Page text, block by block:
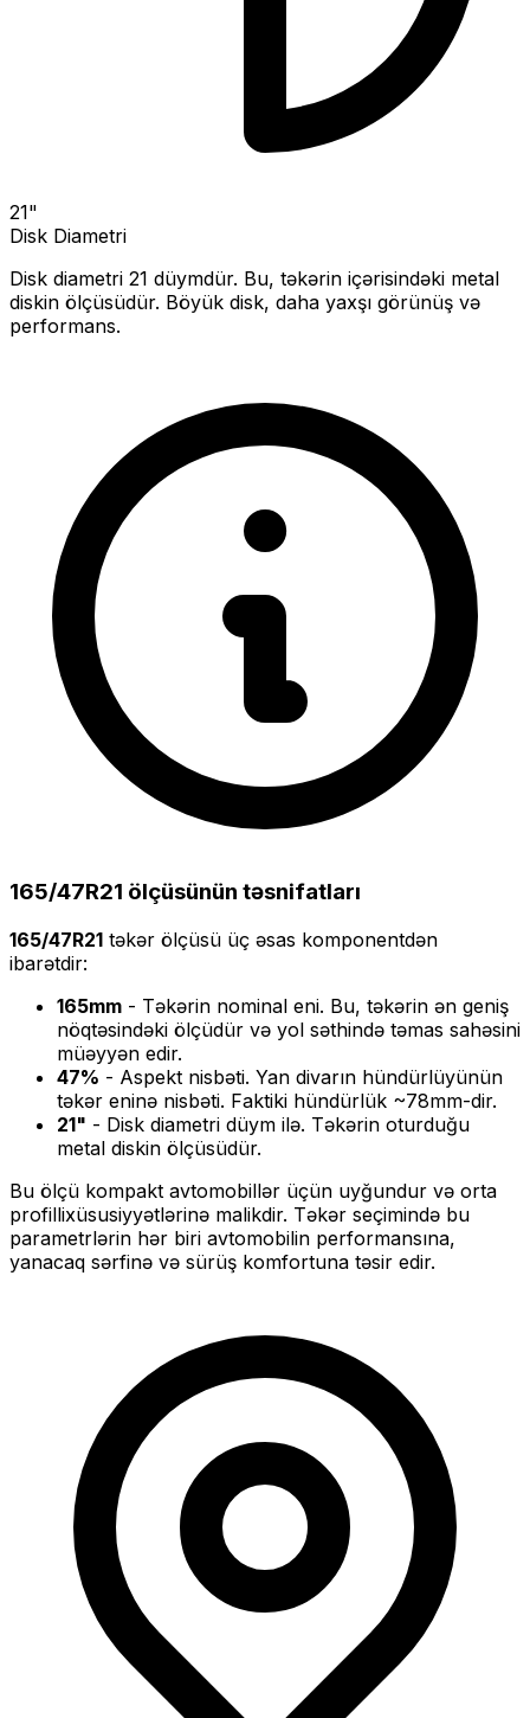
21"
Disk Diametri
Disk diametri 21 düymdür. Bu, təkərin içərisindəki metal
diskin ölçüsüdür. Böyük disk, daha yaxşı görünüş və
performans.
165/47R21 ölçüsünün təsnifatları
165/47R21 təkər ölçüsü üç əsas komponentdən
ibarətdir:
165mm - Təkərin nominal eni. Bu, təkərin ən geniş
nöqtəsindəki ölçüdür və yol səthində təmas sahəsini
müəyyən edir.
47% - Aspekt nisbəti. Yan divarın hündürlüyünün
təkər eninə nisbəti. Faktiki hündürlük ~78mm-dir.
21" - Disk diametri düym ilə. Təkərin oturduğu
metal diskin ölçüsüdür.
Bu ölçü kompakt avtomobillər üçün uyğundur və orta
profillixüsusiyyətlərinə malikdir. Təkər seçimində bu
parametrlərin hər biri avtomobilin performansına,
yanacaq sərfinə və sürüş komfortuna təsir edir.